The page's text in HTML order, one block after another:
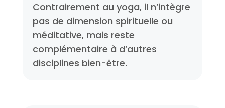
Contrairement au yoga, il n’intègre
pas de dimension spirituelle ou
méditative, mais reste
complémentaire à d’autres
disciplines bien-être.